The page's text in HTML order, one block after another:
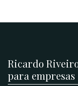
Ricardo
para empresas